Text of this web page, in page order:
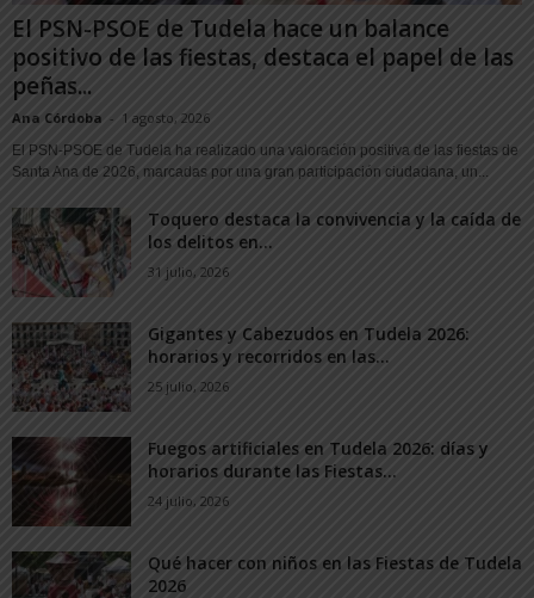
El PSN-PSOE de Tudela hace un balance
positivo de las fiestas, destaca el papel de las
peñas...
Ana Córdoba - 1 agosto, 2026
El PSN-PSOE de Tudela ha realizado una valoración positiva de las fiestas de
Santa Ana de 2026, marcadas por una gran participación ciudadana, un...
Toquero destaca la convivencia y la caída de
los delitos en...
31 julio, 2026
Gigantes y Cabezudos en Tudela 2026:
horarios y recorridos en las...
25 julio, 2026
Fuegos artificiales en Tudela 2026: días y
horarios durante las Fiestas...
24 julio, 2026
Qué hacer con niños en las Fiestas de Tudela
2026